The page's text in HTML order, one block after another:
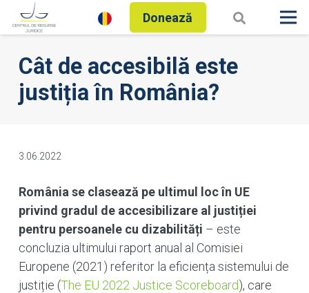
Donează
Cât de accesibilă este
justiția în România?
3.06.2022
România se clasează pe ultimul loc în UE
privind gradul de accesibilizare al justiției
pentru persoanele cu dizabilități – este
concluzia ultimului raport anual al Comisiei
Europene (2021) referitor la eficiența sistemului de
justiție (The EU 2022 Justice Scoreboard), care